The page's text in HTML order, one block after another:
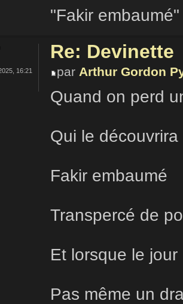
"Fakir
Re: Devinette
par Arthur Gordon
Quand on perd
Qui le découvrira
Fakir embaumé
Transpercé de
Et lorsque le jour
Pas même un
16:21